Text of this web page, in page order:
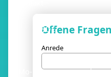
DE
Mo-Fr: 10:00-18:00 Uhr
Offene
Anrede